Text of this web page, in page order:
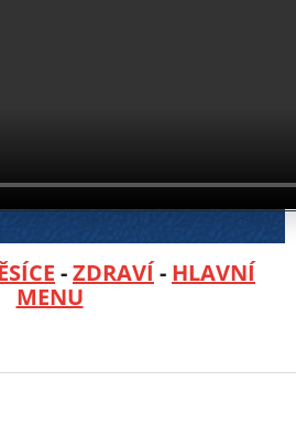
-ZDRAVÍ- HLAVNÍ
MENU